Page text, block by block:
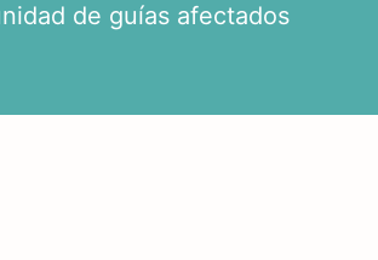
de guías afectados